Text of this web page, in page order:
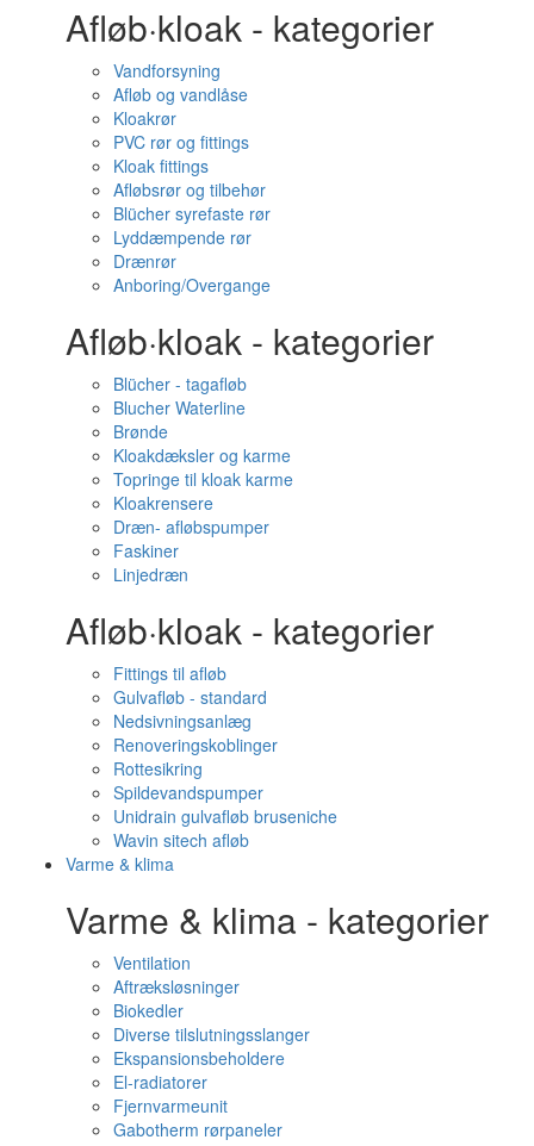
Afløb·kloak - kategorier
Vandforsyning
Afløb og vandlåse
Kloakrør
PVC rør og fittings
Kloak fittings
Afløbsrør og tilbehør
Blücher syrefaste rør
Lyddæmpende rør
Drænrør
Anboring/Overgange
Afløb·kloak - kategorier
Blücher - tagafløb
Blucher Waterline
Brønde
Kloakdæksler og karme
Topringe til kloak karme
Kloakrensere
Dræn- afløbspumper
Faskiner
Linjedræn
Afløb·kloak - kategorier
Fittings til afløb
Gulvafløb - standard
Nedsivningsanlæg
Renoveringskoblinger
Rottesikring
Spildevandspumper
Unidrain gulvafløb bruseniche
Wavin sitech afløb
Varme & klima
Varme & klima - kategorier
Ventilation
Aftræksløsninger
Biokedler
Diverse tilslutningsslanger
Ekspansionsbeholdere
El-radiatorer
Fjernvarmeunit
Gabotherm rørpaneler